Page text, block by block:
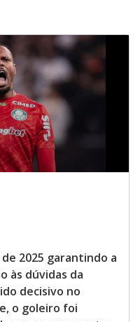
2025 garantindo a
às dúvidas da
decisivo no
o goleiro foi